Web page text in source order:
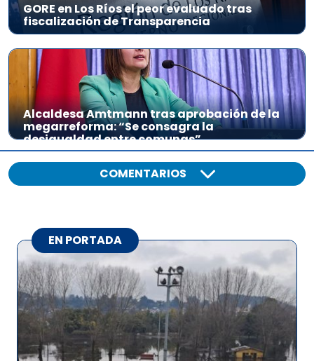
GORE en Los Ríos el peor evaluado tras
fiscalización de Transparencia
Alcaldesa Amtmann tras aprobación de la
megarreforma: “Se consagra la
desigualdad entre comunas”
COMENTARIOS
EN PORTADA